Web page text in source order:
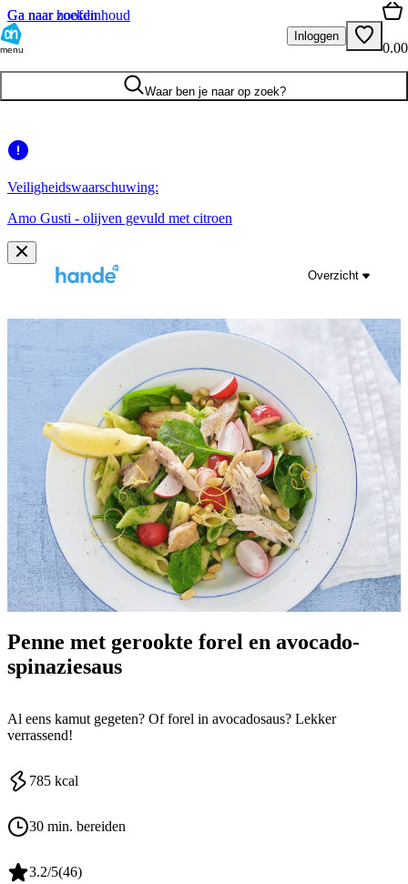
Ga naar hoofdinhoud
Ga naar zoeken
menu
Inloggen
0.00
Waar ben je naar op zoek?
Veiligheidswaarschuwing:
Amo Gusti - olijven gevuld met citroen
Overzicht
Penne met gerookte forel en avocado-
spinaziesaus
Al eens kamut gegeten? Of forel in avocadosaus? Lekker
verrassend!
785 kcal
30 min. bereiden
3.2/5(46)